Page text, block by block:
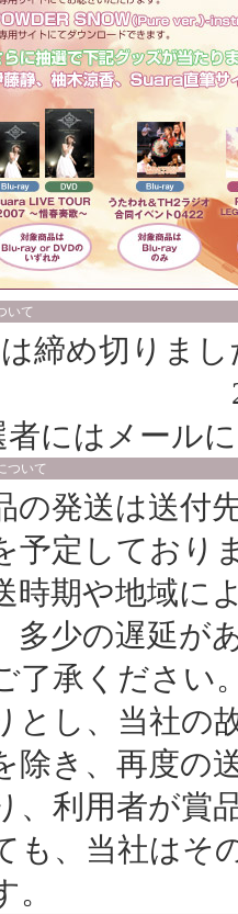
いて
締め切りまし
者にはメール
ついて
の発送は送付
予定しており
時期や地域に
多少の遅延が
了承ください
とし、当社の
除き、再度の
、利用者が賞
も、当社はそ
。